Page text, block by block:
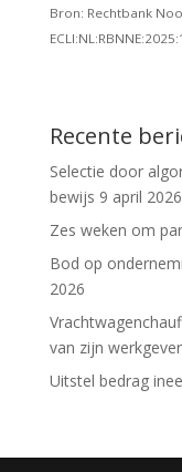
Bron: Rechtbank
Recente
Selectie door
bewijs 9 april 2026
Zes weken om
Bod op
2026
van zijn
Uitstel bedrag